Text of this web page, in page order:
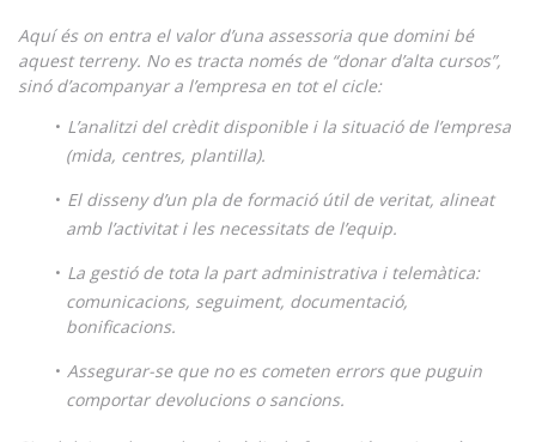
Aquí és on entra el valor d’una assessoria que domini bé
aquest terreny. No es tracta només de “donar d’alta cursos”,
sinó d’acompanyar a l’empresa en tot el cicle:
L’analitzi del crèdit disponible i la situació de l’empresa
(mida, centres, plantilla).
El disseny d’un pla de formació útil de veritat, alineat
amb l’activitat i les necessitats de l’equip.
La gestió de tota la part administrativa i telemàtica:
comunicacions, seguiment, documentació,
bonificacions.
Assegurar-se que no es cometen errors que puguin
comportar devolucions o sancions.